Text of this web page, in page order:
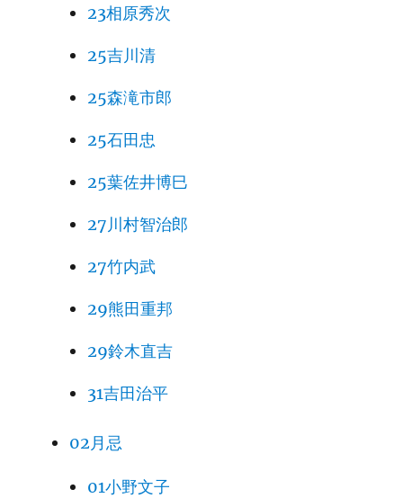
23相原秀次
25吉川清
25森滝市郎
25石田忠
25葉佐井博巳
27川村智治郎
27竹内武
29熊田重邦
29鈴木直吉
31吉田治平
02月忌
01小野文子